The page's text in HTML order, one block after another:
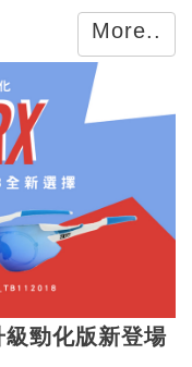
More..
級勁化版新登場